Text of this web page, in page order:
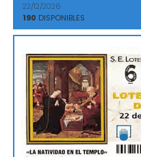
22/12/2026
190 DISPONIBLES